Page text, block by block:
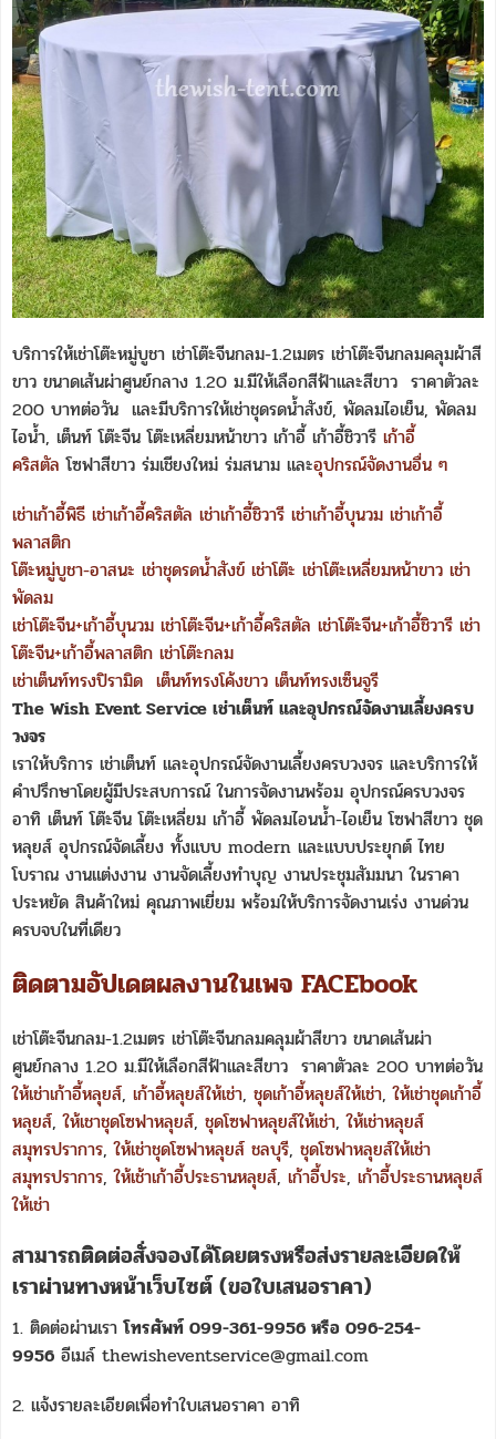
บริการให้เช่าโต๊ะหมู่บูชา เช่าโต๊ะจีนกลม-1.2เมตร เช่าโต๊ะจีนกลมคลุมผ้าสี
ขาว ขนาดเส้นผ่าศูนย์กลาง 1.20 ม.มีให้เลือกสีฟ้าและสีขาว ราคาตัวละ
200 บาทต่อวัน และมีบริการให้เช่าชุดรดน้ำสังข์, พัดลมไอเย็น, พัดลม
ไอน้ำ, เต็นท์ โต๊ะจีน โต๊ะเหลี่ยมหน้าขาว เก้าอี้ เก้าอี้ชิวารี เก้าอี้
คริสตัล โซฟาสีขาว ร่มเชียงใหม่ ร่มสนาม และอุปกรณ์จัดงานอื่น ๆ
เช่าเก้าอี้พิธี เช่าเก้าอี้คริสตัล เช่าเก้าอี้ชิวารี เช่าเก้าอี้บุนวม เช่าเก้าอี้
พลาสติก
โต๊ะหมู่บูชา-อาสนะ เช่าชุดรดน้ำสังข์ เช่าโต๊ะ เช่าโต๊ะเหลี่ยมหน้าขาว เช่า
พัดลม
เช่าโต๊ะจีน+เก้าอี้บุนวม เช่าโต๊ะจีน+เก้าอี้คริสตัล เช่าโต๊ะจีน+เก้าอี้ชิวารี เช่า
โต๊ะจีน+เก้าอี้พลาสติก เช่าโต๊ะกลม
เช่าเต็นท์ทรงปิรามิด เต็นท์ทรงโค้งขาว เต็นท์ทรงเซ็นจูรี
The Wish Event Service เช่าเต็นท์ และอุปกรณ์จัดงานเลี้ยงครบ
วงจร
เราให้บริการ เช่าเต็นท์ และอุปกรณ์จัดงานเลี้ยงครบวงจร และบริการให้
คำปรึกษาโดยผู้มีประสบการณ์ ในการจัดงานพร้อม อุปกรณ์ครบวงจร
อาทิ เต็นท์ โต๊ะจีน โต๊ะเหลี่ยม เก้าอี้ พัดลมไอนน้ำ-ไอเย็น โซฟาสีขาว ชุด
หลุยส์ อุปกรณ์จัดเลี้ยง ทั้งแบบ modern และแบบประยุกต์ ไทย
โบราณ งานแต่งงาน งานจัดเลี้ยงทำบุญ งานประชุมสัมมนา ในราคา
ประหยัด สินค้าใหม่ คุณภาพเยี่ยม พร้อมให้บริการจัดงานเร่ง งานด่วน
ครบจบในที่เดียว
ติดตามอัปเดตผลงานในเพจ FACEbook
เช่าโต๊ะจีนกลม-1.2เมตร เช่าโต๊ะจีนกลมคลุมผ้าสีขาว ขนาดเส้นผ่า
ศูนย์กลาง 1.20 ม.มีให้เลือกสีฟ้าและสีขาว ราคาตัวละ 200 บาทต่อวัน
ให้เช่าเก้าอี้หลุยส์, เก้าอี้หลุยส์ให้เช่า, ชุดเก้าอี้หลุยส์ให้เช่า, ให้เช่าชุดเก้าอี้
หลุยส์, ให้เชาชุดโซฟาหลุยส์, ชุดโซฟาหลุยส์ให้เช่า, ให้เช่าหลุยส์
สมุทรปราการ, ให้เช่าชุดโซฟาหลุยส์ ชลบุรี, ชุดโซฟาหลุยส์ให้เช่า
สมุทรปราการ, ให้เช้าเก้าอี้ประธานหลุยส์, เก้าอี้ประ, เก้าอี้ประธานหลุยส์
ให้เช่า
สามารถติดต่อสั่งจองได้โดยตรงหรือส่งรายละเอียดให้
เราผ่านทางหน้าเว็บไซต์ (ขอใบเสนอราคา)
1. ติดต่อผ่านเราโทรศัพท์ 099-361-9956 หรือ 096-254-
9956 อีเมล์ thewisheventservice@gmail.com
2. แจ้งรายละเอียดเพื่อทำใบเสนอราคา อาทิ